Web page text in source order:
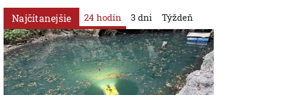
Najčítanejšie 24 hodín 3 dni Týždeň